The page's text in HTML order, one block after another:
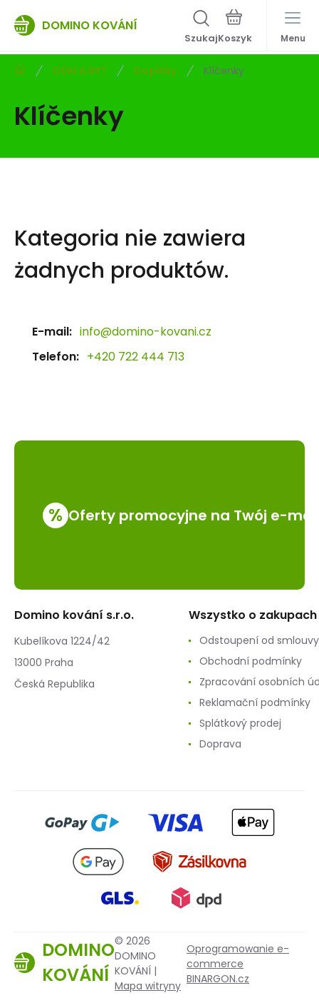
DOMINO KOVÁNÍ
Szukaj Menu
DŮM A BYT Doplňky Klíčenky
Klíčenky
Kategoria nie zawiera
żadnych produktów.
E-mail: info@domino-kovani.cz
Telefon: +420 722 444 713
% Oferty promocyjne na Twój e-mail
Domino kování s.r.o.
Kubelíkova 1224/42
13000 Praha
Česká Republika
Wszystko o zakupach
Odstoupení od smlouvy
Obchodní podmínky
Zpracování osobních
Reklamační podmínky
Splátkový prodej
Doprava
DOMINO
KOVÁNÍ
© 2026
DOMINO
KOVÁNÍ |
Mapa witryny
Oprogramowanie e-
commerce
BINARGON.cz